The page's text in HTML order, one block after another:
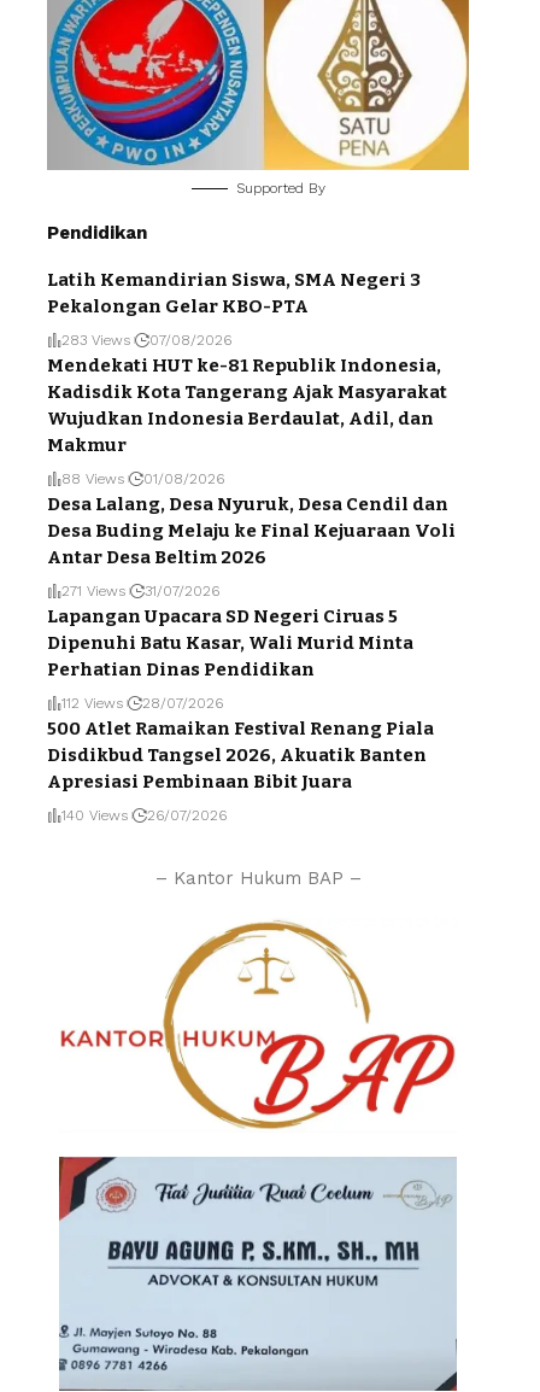
Supported By
Pendidikan
Latih Kemandirian Siswa, SMA Negeri 3
Pekalongan Gelar KBO-PTA
283 Views 07/08/2026
Mendekati HUT ke-81 Republik Indonesia,
Kadisdik Kota Tangerang Ajak Masyarakat
Wujudkan Indonesia Berdaulat, Adil, dan
Makmur
88 Views 01/08/2026
Desa Lalang, Desa Nyuruk, Desa Cendil dan
Desa Buding Melaju ke Final Kejuaraan Voli
Antar Desa Beltim 2026
271 Views 31/07/2026
Lapangan Upacara SD Negeri Ciruas 5
Dipenuhi Batu Kasar, Wali Murid Minta
Perhatian Dinas Pendidikan
112 Views 28/07/2026
500 Atlet Ramaikan Festival Renang Piala
Disdikbud Tangsel 2026, Akuatik Banten
Apresiasi Pembinaan Bibit Juara
140 Views 26/07/2026
– Kantor Hukum BAP –